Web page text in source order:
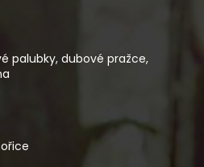
palubky, dubové pražce,